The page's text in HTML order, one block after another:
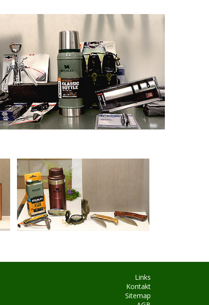
Links
Kontakt
Sitemap